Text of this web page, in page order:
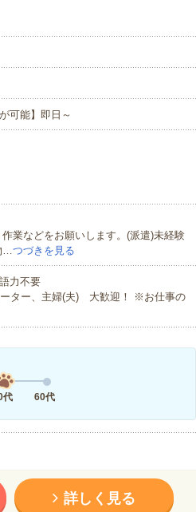
可能】即日～
業などをお願いします。(派遣)未経験
つづきを見る
力不要
ーター、主婦(夫) 大歓迎！ ※お仕事の
代 60代
詳しく見る